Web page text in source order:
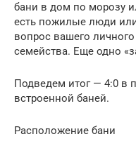
бани в дом по морозу
есть пожилые люди
вопрос вашего
семейства. Еще одно
Подведем итог — 4:0 в
встроенной баней.
Расположение бани